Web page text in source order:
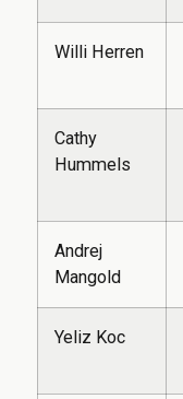
Willi Herren
Cathy
Hummels
Andrej
Mangold
Yeliz Koc